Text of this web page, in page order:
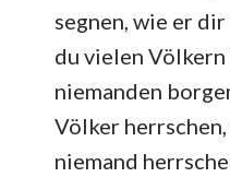
segnen, wie er
du vielen
niemanden
Völker
niemand